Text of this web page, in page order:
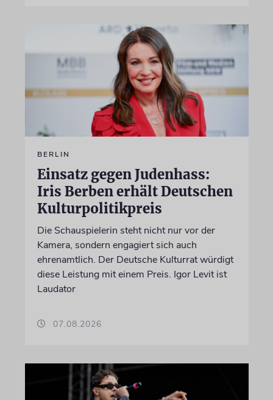
BERLIN
Einsatz gegen Judenhass:
Iris Berben erhält Deutschen
Kulturpolitikpreis
Die Schauspielerin steht nicht nur vor der
Kamera, sondern engagiert sich auch
ehrenamtlich. Der Deutsche Kulturrat würdigt
diese Leistung mit einem Preis. Igor Levit ist
Laudator
07.08.2026